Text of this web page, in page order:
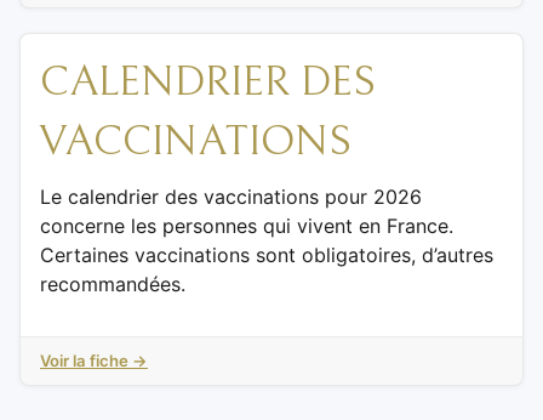
CALENDRIER DES
VACCINATIONS
Le calendrier des vaccinations pour 2026
concerne les personnes qui vivent en France.
Certaines vaccinations sont obligatoires, d’autres
recommandées.
Voir la fiche →